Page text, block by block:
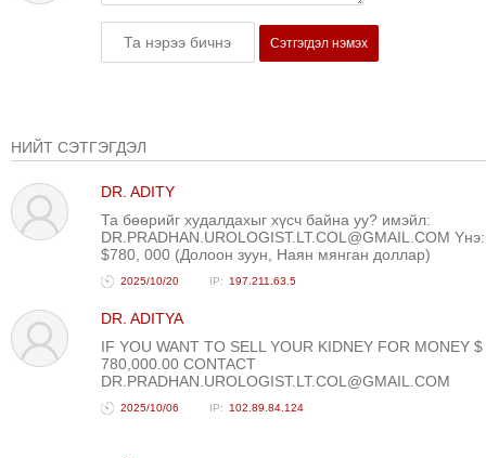
ТОЙРОНД
ЗӨРЧЛИЙН
ХУУЛИЙН
ЭРГЭН
СОНГУУЛЬ-2017
Сэтгэгдэл нэмэх
НИЙТ СЭТГЭГДЭЛ
DR. ADITY
Та бөөрийг худалдахыг хүсч байна уу? имэйл:
DR.PRADHAN.UROLOGIST.LT.COL@GMAIL.COM Yнэ:
$780, 000 (Долоон зуун, Наян мянган доллар)
2025/10/20 197.211.63.5
DR. ADITYA
IF YOU WANT TO SELL YOUR KIDNEY FOR MONEY $
780,000.00 CONTACT
DR.PRADHAN.UROLOGIST.LT.COL@GMAIL.COM
2025/10/06 102.89.84.124